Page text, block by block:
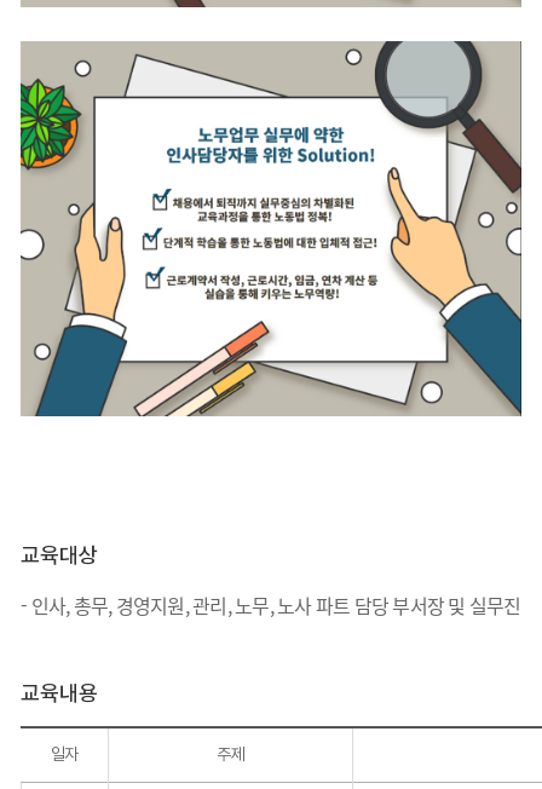
교육대상
- 인사,총무,경영지원,관리, 노무,노사파트 담당 부서장 및 실무진
교육내용
일자 주제